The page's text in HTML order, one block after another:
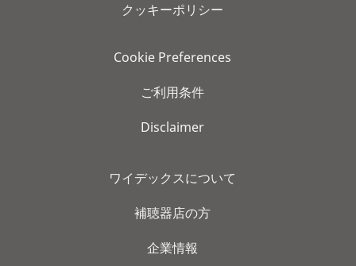
クッキーポリシー
Cookie Preferences
ご利用条件
Disclaimer
ワイデックスについて
補聴器店の方
企業情報